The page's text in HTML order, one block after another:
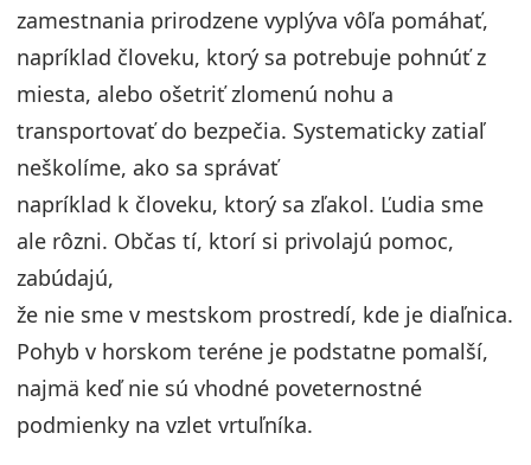
zamestnania prirodzene vyplýva vôľa pomáhať,
napríklad človeku, ktorý sa potrebuje pohnúť z
miesta, alebo ošetriť zlomenú nohu a
transportovať do bezpečia. Systematicky zatiaľ
neškolíme, ako sa správať
napríklad k človeku, ktorý sa zľakol. Ľudia sme
ale rôzni. Občas tí, ktorí si privolajú pomoc,
zabúdajú,
že nie sme v mestskom prostredí, kde je diaľnica.
Pohyb v horskom teréne je podstatne pomalší,
najmä keď nie sú vhodné poveternostné
podmienky na vzlet vrtuľníka.